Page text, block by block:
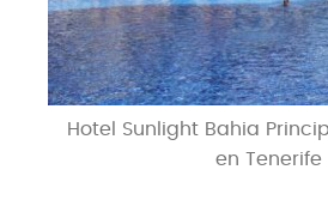
Hotel Sunlight Bahia
en Tenerife